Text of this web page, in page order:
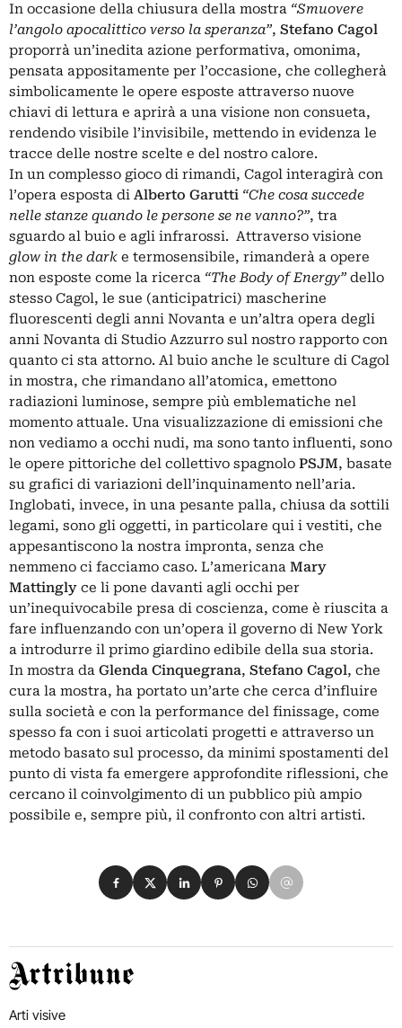
In occasione della chiusura della mostra “Smuovere
l’angolo apocalittico verso la speranza”, Stefano Cagol
proporrà un’inedita azione performativa, omonima,
pensata appositamente per l’occasione, che collegherà
simbolicamente le opere esposte attraverso nuove
chiavi di lettura e aprirà a una visione non consueta,
rendendo visibile l’invisibile, mettendo in evidenza le
tracce delle nostre scelte e del nostro calore.
In un complesso gioco di rimandi, Cagol interagirà con
l’opera esposta di Alberto Garutti “Che cosa succede
nelle stanze quando le persone se ne vanno?”, tra
sguardo al buio e agli infrarossi. Attraverso visione
glow in the dark e termosensibile, rimanderà a opere
non esposte come la ricerca “The Body of Energy” dello
stesso Cagol, le sue (anticipatrici) mascherine
fluorescenti degli anni Novanta e un’altra opera degli
anni Novanta di Studio Azzurro sul nostro rapporto con
quanto ci sta attorno. Al buio anche le sculture di Cagol
in mostra, che rimandano all’atomica, emettono
radiazioni luminose, sempre più emblematiche nel
momento attuale. Una visualizzazione di emissioni che
non vediamo a occhi nudi, ma sono tanto influenti, sono
le opere pittoriche del collettivo spagnolo PSJM, basate
su grafici di variazioni dell’inquinamento nell’aria.
Inglobati, invece, in una pesante palla, chiusa da sottili
legami, sono gli oggetti, in particolare qui i vestiti, che
appesantiscono la nostra impronta, senza che
nemmeno ci facciamo caso. L’americana Mary
Mattingly ce li pone davanti agli occhi per
un’inequivocabile presa di coscienza, come è riuscita a
fare influenzando con un’opera il governo di New York
a introdurre il primo giardino edibile della sua storia.
In mostra da Glenda Cinquegrana, Stefano Cagol, che
cura la mostra, ha portato un’arte che cerca d’influire
sulla società e con la performance del finissage, come
spesso fa con i suoi articolati progetti e attraverso un
metodo basato sul processo, da minimi spostamenti del
punto di vista fa emergere approfondite riflessioni, che
cercano il coinvolgimento di un pubblico più ampio
possibile e, sempre più, il confronto con altri artisti.
Condividi su Facebook
Condividi su X
Condividi su LinkedIn
Condividi su Pinterest
Condividi su WhatsApp
Condividi su Email
Artribune
Arti visive